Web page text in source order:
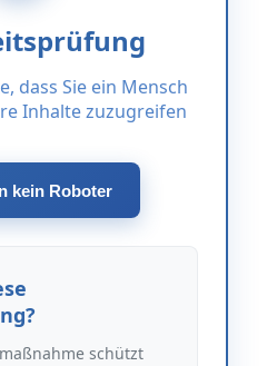
dass Sie ein Mensch
Inhalte zuzugreifen
kein Roboter
schützt